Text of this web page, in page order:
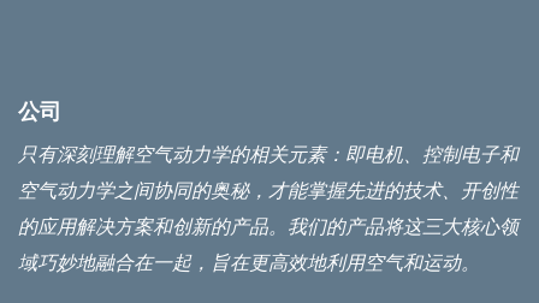
公司
只有深刻理解空气动力学的相关元素：即电机、控制电子和
空气动力学之间协同的奥秘，才能掌握先进的技术、开创性
的应用解决方案和创新的产品。我们的产品将这三大核心领
域巧妙地融合在一起，旨在更高效地利用空气和运动。